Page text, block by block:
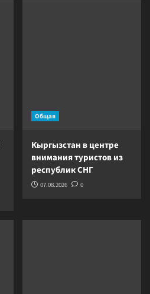
Общая
Кыргызстан в центре
внимания туристов из
республик СНГ
07.08.2026 0